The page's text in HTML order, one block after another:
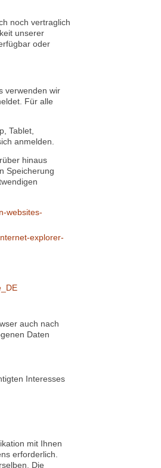
sind.
wenn die
Fall. Eine
noch vertraglich
unserer
oder
wir
Für alle
Tablet,
anmelden.
hinaus
Speicherung
explorer-
auch nach
Interesses